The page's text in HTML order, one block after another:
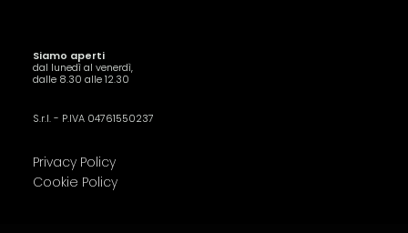
Siamo aperti
dal lunedì al venerdì,
dalle 8.30 alle 12.30
S.r.l. - P.IVA 04761550237
Privacy Policy
Cookie Policy